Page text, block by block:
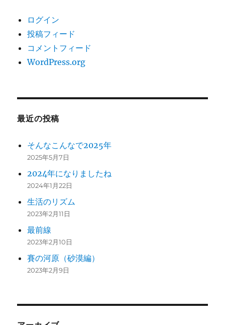
ログイン
投稿フィード
コメントフィード
WordPress.org
最近の投稿
そんなこんなで2025年
2025年5月7日
2024年になりましたね
2024年1月22日
生活のリズム
2023年2月11日
最前線
2023年2月10日
賽の河原（砂漠編）
2023年2月9日